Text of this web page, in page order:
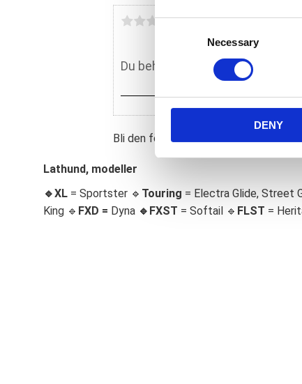
C
S
e
e
c
Necessary
DENY
Du
Bli den första att lämna ett omdöme.
Lathund, modeller
🔹XL = Sportster 🔹 Touring = Electra Glide, Street
King 🔹 FXD = Dyna 🔹 FXST = Softail 🔹 FLST =